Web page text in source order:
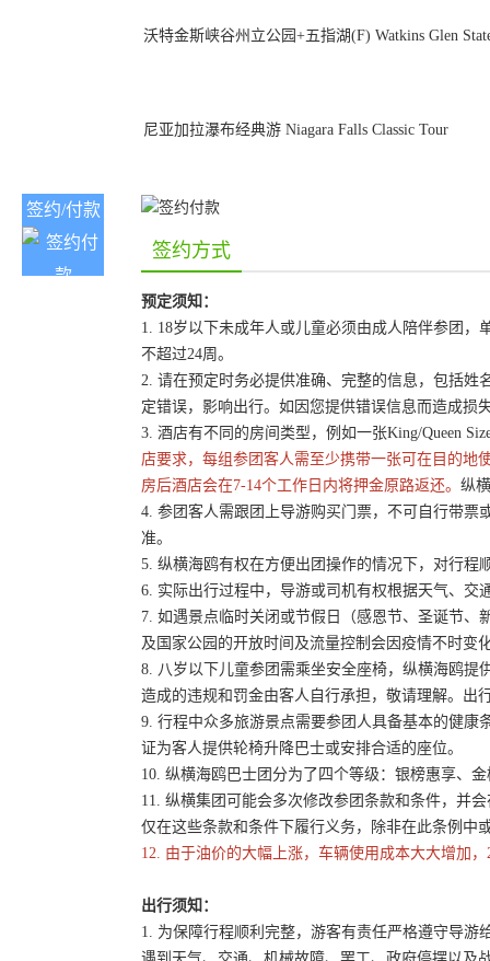
沃特金斯峡谷州立公园+五指湖(F) Watkins Glen
尼亚加拉瀑布经典游 Niagara Falls Classic Tour
签约/付款
签约方式
预定须知：
1. 18岁以下未成年人或儿童必须由成人陪伴参团
不超过24周。
2. 请在预定时务必提供准确、完整的信息，包括
定错误，影响出行。如因您提供错误信息而造成损
3. 酒店有不同的房间类型，例如一张King/Queen
店要求，每组参团客人需至少携带一张可在目的地
房后酒店会在7-14个工作日内将押金原路返还。 纵
4. 参团客人需跟团上导游购买门票，不可自行带票
准。
5. 纵横海鸥有权在方便出团操作的情况下，对行
6. 实际出行过程中，导游或司机有权根据天气、
7. 如遇景点临时关闭或节假日（感恩节、圣诞节
及国家公园的开放时间及流量控制会因疫情不时变
8. 八岁以下儿童参团需乘坐安全座椅，纵横海鸥提
造成的违规和罚金由客人自行承担，敬请理解。出
9. 行程中众多旅游景点需要参团人具备基本的健
证为客人提供轮椅升降巴士或安排合适的座位。
10. 纵横海鸥巴士团分为了四个等级：银榜惠享、
11. 纵横集团可能会多次修改参团条款和条件，并
仅在这些条款和条件下履行义务，除非在此条例中
12. 由于油价的大幅上涨，车辆使用成本大大增加
出行须知：
1. 为保障行程顺利完整，游客有责任严格遵守导